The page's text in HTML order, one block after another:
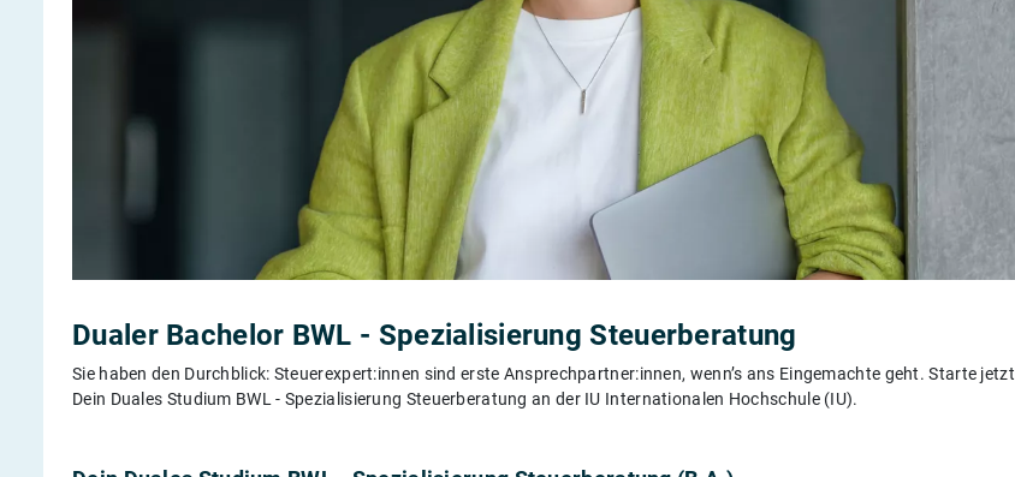
Dualer Bachelor BWL - Spezialisierung Steuerberatung
Sie haben den Durchblick: Steuerexpert:innen sind erste Ansprechpartner:innen, wenn’s ans Eingemachte geht. Starte jetzt
Dein Duales Studium BWL - Spezialisierung Steuerberatung an der IU Internationalen Hochschule (IU).